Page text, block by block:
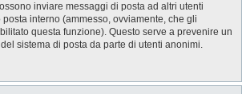
inviare messaggi di posta ad altri utenti
interno (ammesso, ovviamente, che gli
questa funzione). Questo serve a prevenire un
sistema di posta da parte di utenti anonimi.